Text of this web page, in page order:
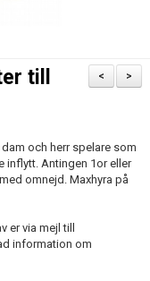
>
<
till
och herr spelare som
inflytt. Antingen 1or eller
omnejd. Maxhyra på
er via mejl till
information om